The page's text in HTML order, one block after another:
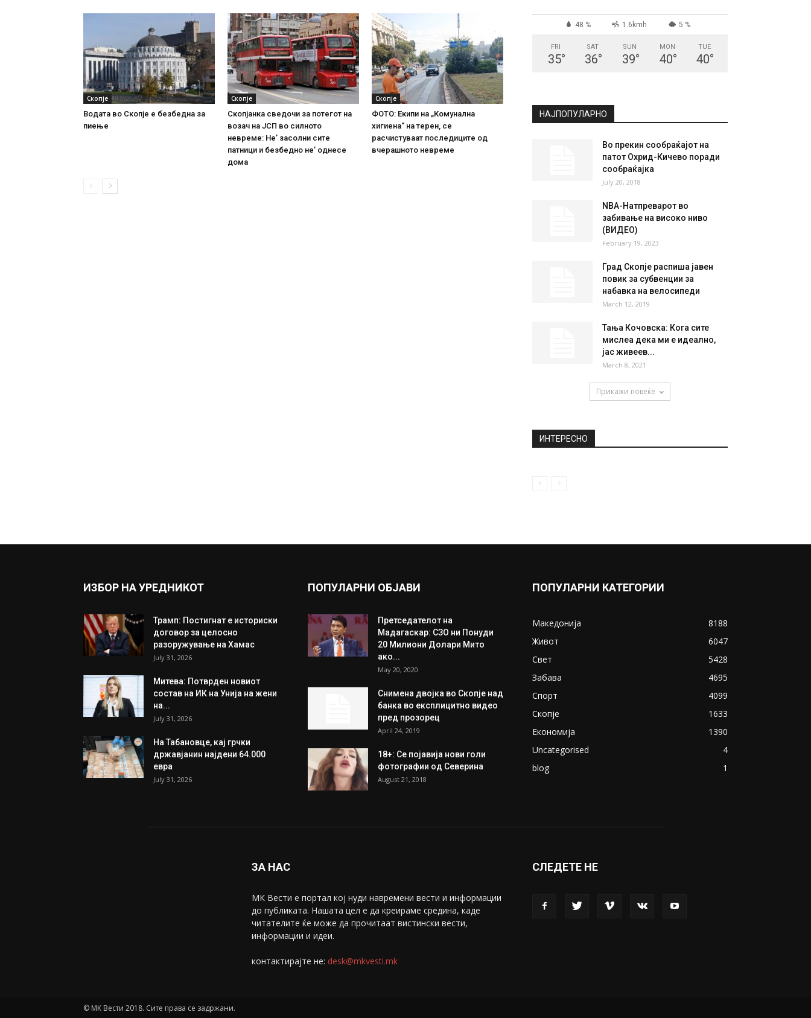
Скопје
Водата во Скопје е безбедна за
пиење
Скопје
Скопјанка сведочи за потегот на
возач на ЈСП во силното
невреме: Не’ засолни сите
патници и безбедно не’ однесе
дома
Скопје
ФОТО: Екипи на „Комунална
хигиена“ на терен, се
расчистуваат последиците од
вчерашното невреме
48 % 1.6kmh 5 %
FRI
35°
SAT
36°
SUN
39°
MON
40°
TUE
40°
НАЈПОПУЛАРНО
Во прекин сообраќајот на
патот Охрид-Кичево поради
сообраќајка
July 20, 2018
NBA-Натпреварот во
забивање на високо ниво
(ВИДЕО)
February 19, 2023
Град Скопје распиша јавен
повик за субвенции за
набавка на велосипеди
March 12, 2019
Тања Кочовска: Кога сите
мислеа дека ми е идеално,
јас живеев...
March 8, 2021
Прикажи повеќе
ИНТЕРЕСНО
ИЗБОР НА УРЕДНИКОТ
Трамп: Постигнат е историски
договор за целосно
разоружување на Хамас
July 31, 2026
Митева: Потврден новиот
состав на ИК на Унија на жени
на...
July 31, 2026
На Табановце, кај грчки
државјанин најдени 64.000
евра
July 31, 2026
ПОПУЛАРНИ ОБЈАВИ
Претседателот на
Мадагаскар: СЗО ни Понуди
20 Милиони Долари Мито
ако...
May 20, 2020
Снимена двојка во Скопје над
банка во експлицитно видео
пред прозорец
April 24, 2019
18+: Се појавија нови голи
фотографии од Северина
August 21, 2018
ПОПУЛАРНИ КАТЕГОРИИ
Македонија
8188
Живот
6047
Свет
5428
Забава
4695
Спорт
4099
Скопје
1633
Економија
1390
Uncategorised
4
blog
1
ЗА НАС
МК Вести е портал коj нуди навремени вести и информации
до публиката. Нашата цел е да креираме средина, каде
читателите ќе може да прочитаат вистински вести,
информации и идеи.
контактирајте не: desk@mkvesti.mk
СЛЕДЕТЕ НЕ
© МК Вести 2018. Сите права се задржани.